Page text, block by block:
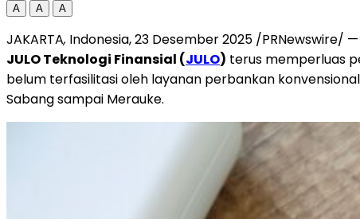
A A A
JAKARTA, Indonesia, 23 Desember 2025 /PRNewswire/
JULO Teknologi Finansial (JULO) terus memperluas
belum terfasilitasi oleh layanan perbankan
Sabang sampai Merauke.